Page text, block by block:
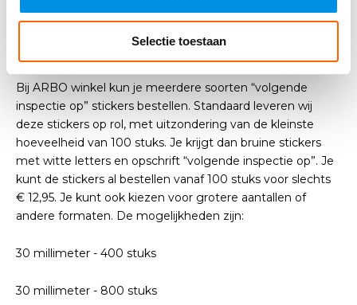
Selectie toestaan
Stickers in verschillende
uitvoeringen
Bij ARBO winkel kun je meerdere soorten “volgende
inspectie op” stickers bestellen. Standaard leveren wij
deze stickers op rol, met uitzondering van de kleinste
hoeveelheid van 100 stuks. Je krijgt dan bruine stickers
met witte letters en opschrift “volgende inspectie op”. Je
kunt de stickers al bestellen vanaf 100 stuks voor slechts
€ 12,95. Je kunt ook kiezen voor grotere aantallen of
andere formaten. De mogelijkheden zijn:
30 millimeter - 400 stuks
30 millimeter - 800 stuks